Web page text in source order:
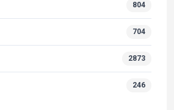
804
704
2873
246